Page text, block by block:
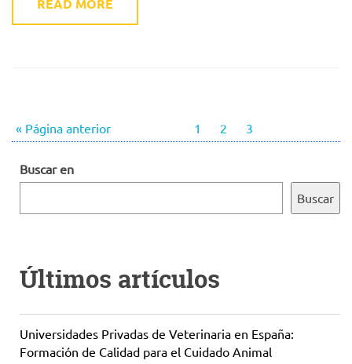
READ MORE
« Página anterior 1 2 3
Buscar en
Buscar
Últimos artículos
Universidades Privadas de Veterinaria en España:
Formación de Calidad para el Cuidado Animal